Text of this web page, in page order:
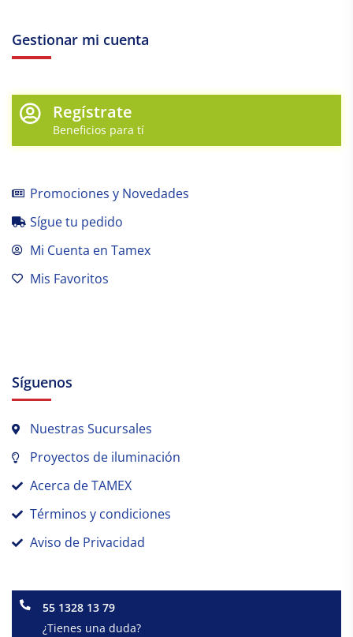
Gestionar mi cuenta
Regístrate
Beneficios para tí
Promociones y Novedades
Sígue tu pedido
Mi Cuenta en Tamex
Mis Favoritos
Síguenos
Nuestras Sucursales
Proyectos de iluminación
Acerca de TAMEX
Términos y condiciones
Aviso de Privacidad
55 1328 13 79
¿Tienes una duda?